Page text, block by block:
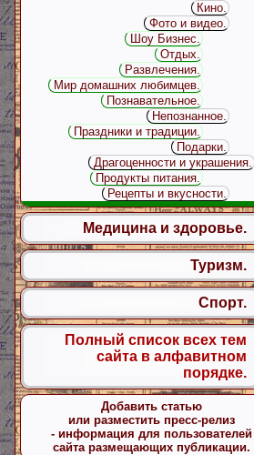
Кино.
Фото и видео.
Шоу Бизнес.
Отдых.
Развлечения.
Мир домашних любимцев.
Познавательное.
Непознанное.
Праздники и традиции.
Подарки.
Драгоценности и украшения.
Продукты питания.
Рецепты и вкусности.
Медицина и здоровье.
Туризм.
Спорт.
Полный список всех тем
сайта в алфавитном
порядке.
Добавить статью
или разместить пресс-релиз
- информация для пользователей
сайта размещающих публикации.